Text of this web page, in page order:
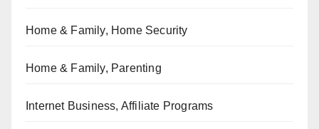
Home & Family, Home Security
Home & Family, Parenting
Internet Business, Affiliate Programs